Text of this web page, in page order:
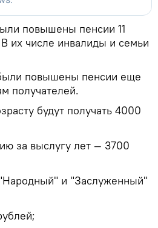
повышены пенсии 11
их числе инвалиды и семьи
повышены пенсии еще
получателей.
будут получать 4000
за выслугу лет — 3700
и "Заслуженный"